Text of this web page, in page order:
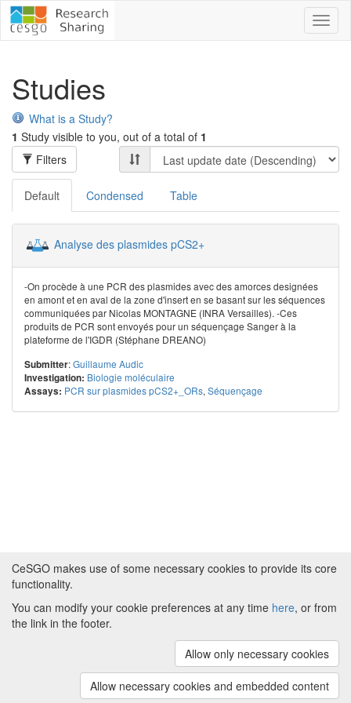
Studies
What is a Study?
1 Study visible to you, out of a total of 1
Filters
Default Condensed Table
Analyse des plasmides pCS2+
-On procède à une PCR des plasmides avec des amorces designées
en amont et en aval de la zone d'insert en se basant sur les séquences
communiquées par Nicolas MONTAGNE (INRA Versailles). -Ces
produits de PCR sont envoyés pour un séquençage Sanger à la
plateforme de l'IGDR (Stéphane DREANO)
Submitter:Guillaume Audic
Investigation: Biologie moléculaire
Assays: PCR sur plasmides pCS2+_ORs, Séquençage
Powered by
(v.1.16.2)
About CeSGO|Funding and Programmes
Credits
The University of
ManchesterandHITS gGmbH
CeSGO makes use of some necessary cookies to provide its core
functionality.
You can modify your cookie preferences at any time here, or from
the link in the footer.
Allow only necessary cookies
Allow necessary cookies and embedded content